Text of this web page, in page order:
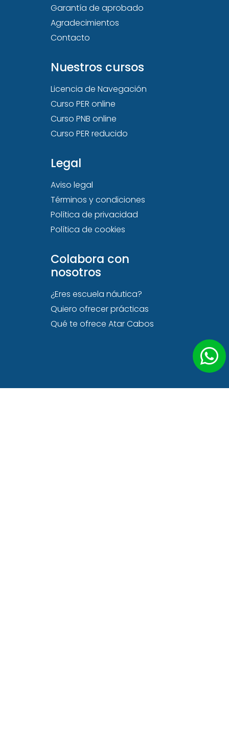
Garantía de aprobado
Agradecimientos
Contacto
Nuestros cursos
Licencia de Navegación
Curso PER online
Curso PNB online
Curso PER reducido
Legal
Aviso legal
Términos y condiciones
Política de privacidad
Política de cookies
Colabora con
nosotros
¿Eres escuela náutica?
Quiero ofrecer prácticas
Qué te ofrece Atar Cabos